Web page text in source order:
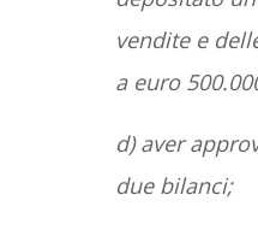
vendite e
a euro
d) aver
due bilanci;